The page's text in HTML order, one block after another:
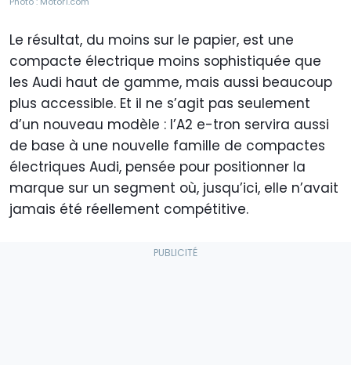
Le résultat, du moins sur le papier, est une
compacte électrique moins sophistiquée que
les Audi haut de gamme, mais aussi beaucoup
plus accessible. Et il ne s’agit pas seulement
d’un nouveau modèle : l’A2 e-tron servira aussi
de base à une nouvelle famille de compactes
électriques Audi, pensée pour positionner la
marque sur un segment où, jusqu’ici, elle n’avait
jamais été réellement compétitive.